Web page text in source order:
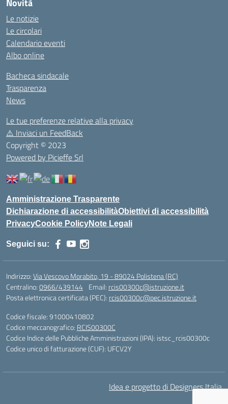
Novità
Le notizie
Le circolari
Calendario eventi
Albo online
Bacheca sindacale
Trasparenza
News
Le tue preferenze relative alla privacy
⚠️ Inviaci un FeedBack
Copyright © 2023
Powered by Picieffe Srl
Amministrazione Trasparente
Dichiarazione di accessibilitàObiettivi di accessibilità
PrivacyCookie PolicyNote Legali
Seguici su:
Indirizzo:Via Vescovo Morabito, 19 - 89024 Polistena (RC)
Centralino:0966/439144 Email: rcis00300c@istruzione.it
Posta elettronica certificata (PEC): rcis00300c@pec.istruzione.it
Codice fiscale: 91000410802
Codice meccanografico: RCIS00300C
Codice Indice delle Pubbliche Amministrazioni (IPA): istsc_rcis00300c
Codice unico di fatturazione (CUF): UFCV2Y
Idea e progetto di Designers Italia